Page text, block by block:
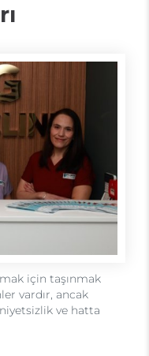
için taşınmak
vardır, ancak
ve hatta